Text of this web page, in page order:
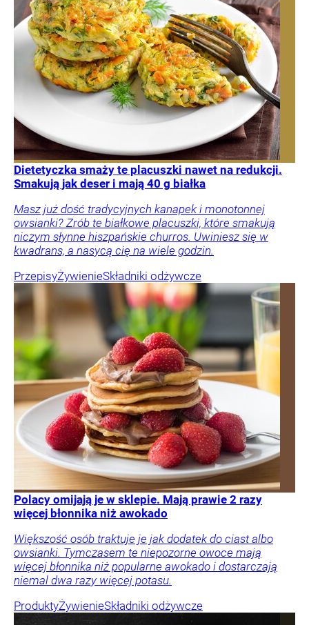
Dietetyczka smaży te placuszki nawet na redukcji.
Smakują jak deser i mają 40 g białka
Masz już dość tradycyjnych kanapek i monotonnej
owsianki? Zrób te białkowe placuszki, które smakują
niczym słynne hiszpańskie churros. Uwiniesz się w
kwadrans, a nasycą cię na wiele godzin.
PrzepisyŻywienieSkładniki odżywcze
Polacy omijają je w sklepie. Mają prawie 2 razy
więcej błonnika niż awokado
Większość osób traktuje je jak dodatek do ciast albo
owsianki. Tymczasem te niepozorne owoce mają
więcej błonnika niż popularne awokado i dostarczają
niemal dwa razy więcej potasu.
ProduktyŻywienieSkładniki odżywcze